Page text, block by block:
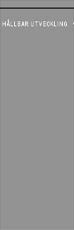
UTVECKLING